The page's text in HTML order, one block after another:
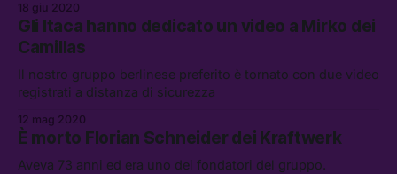
18 giu 2020
Gli Itaca hanno dedicato un video a Mirko dei
Camillas
Il nostro gruppo berlinese preferito è tornato con due video
registrati a distanza di sicurezza
12 mag 2020
È morto Florian Schneider dei Kraftwerk
Aveva 73 anni ed era uno dei fondatori del gruppo.